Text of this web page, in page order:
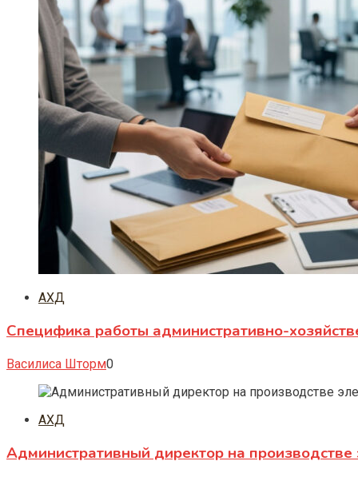
АХД
Специфика работы административно-
Василиса Шторм0
АХД
Административный директор на производстве